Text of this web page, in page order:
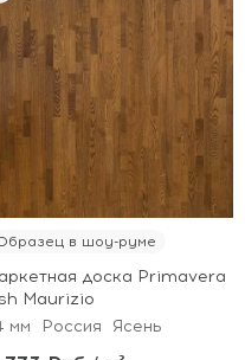
в шоу-руме
доска Primavera
Maurizio
мм
Россия Ясень